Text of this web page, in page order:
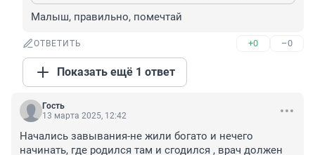
Малыш, правильно, помечтай
ОТВЕТИТЬ +0 –0
Показать ещё 1 ответ
Гость
13 марта 2025, 12:42
Начались завывания-не жили богато и нечего
начинать, где родился там и сгодился , врач должен